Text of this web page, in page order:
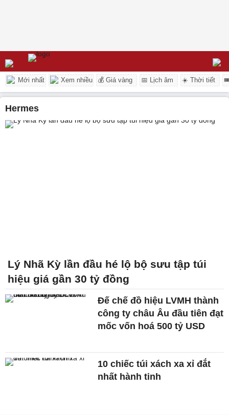
Mới nhất Xem nhiều 💰 Giá vàng 📅 Lịch âm ☀️ Thời tiết
Hermes
Lý Nhã Kỳ lần đầu hé lộ bộ sưu tập túi
hiệu giá gần 30 tỷ đồng
Đế chế đồ hiệu LVMH thành
công ty châu Âu đầu tiên đạt
mốc vốn hoá 500 tỷ USD
10 chiếc túi xách xa xỉ đắt
nhất hành tinh